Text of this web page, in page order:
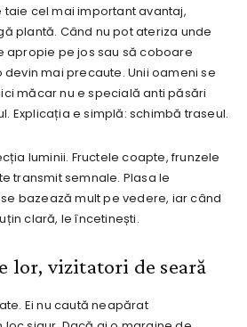
cel mai important avantaj,
plantă. Când nu pot ateriza unde
apropie pe jos sau să coboare
mai precaute. Unii oameni se
măcar nu e specială anti păsări
Explicația e simplă: schimbă traseul.
luminii. Fructele coapte, frunzele
transmit semnale. Plasa le
bazează mult pe vedere, iar când
clară, le încetinești.
lor, vizitatori de seară
Ei nu caută neapărat